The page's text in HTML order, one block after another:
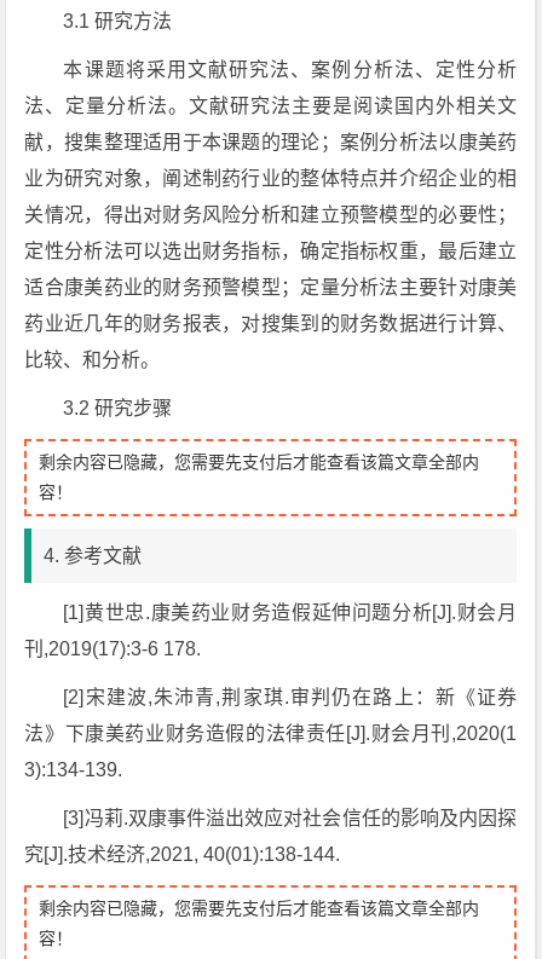
3.1 研究方法
本课题将采用文献研究法、案例分析法、定性分析
法、定量分析法。文献研究法主要是阅读国内外相关文
献，搜集整理适用于本课题的理论；案例分析法以康美药
业为研究对象，阐述制药行业的整体特点并介绍企业的相
关情况，得出对财务风险分析和建立预警模型的必要性；
定性分析法可以选出财务指标，确定指标权重，最后建立
适合康美药业的财务预警模型；定量分析法主要针对康美
药业近几年的财务报表，对搜集到的财务数据进行计算、
比较、和分析。
3.2 研究步骤
剩余内容已隐藏，您需要先支付后才能查看该篇文章全部内
容！
4. 参考文献
[1]黄世忠.康美药业财务造假延伸问题分析[J].财会月
刊,2019(17):3-6 178.
[2]宋建波,朱沛青,荆家琪.审判仍在路上：新《证券
法》下康美药业财务造假的法律责任[J].财会月刊,2020(1
3):134-139.
[3]冯莉.双康事件溢出效应对社会信任的影响及内因探
究[J].技术经济,2021, 40(01):138-144.
剩余内容已隐藏，您需要先支付后才能查看该篇文章全部内
容！